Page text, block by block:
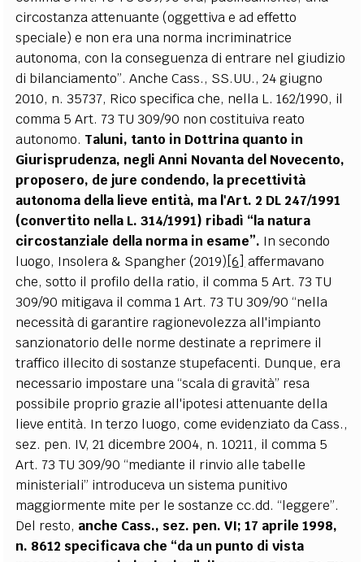
circostanza attenuante (oggettiva e ad effetto
speciale) e non era una norma incriminatrice
autonoma, con la conseguenza di entrare nel giudizio
di bilanciamento”. Anche Cass., SS.UU., 24 giugno
2010, n. 35737, Rico specifica che, nella L. 162/1990, il
comma 5 Art. 73 TU 309/90 non costituiva reato
autonomo. Taluni, tanto in Dottrina quanto in
Giurisprudenza, negli Anni Novanta del Novecento,
proposero, de jure condendo, la precettività
autonoma della lieve entità, ma l'Art. 2 DL 247/1991
(convertito nella L. 314/1991) ribadì “la natura
circostanziale della norma in esame”. In secondo
luogo, Insolera & Spangher (2019)[6] affermavano
che, sotto il profilo della ratio, il comma 5 Art. 73 TU
309/90 mitigava il comma 1 Art. 73 TU 309/90 “nella
necessità di garantire ragionevolezza all'impianto
sanzionatorio delle norme destinate a reprimere il
traffico illecito di sostanze stupefacenti. Dunque, era
necessario impostare una “scala di gravità” resa
possibile proprio grazie all'ipotesi attenuante della
lieve entità. In terzo luogo, come evidenziato da Cass.,
sez. pen. IV, 21 dicembre 2004, n. 10211, il comma 5
Art. 73 TU 309/90 “mediante il rinvio alle tabelle
ministeriali” introduceva un sistema punitivo
maggiormente mite per le sostanze cc.dd. “leggere”.
Del resto, anche Cass., sez. pen. VI; 17 aprile 1998,
n. 8612 specificava che “da un punto di vista